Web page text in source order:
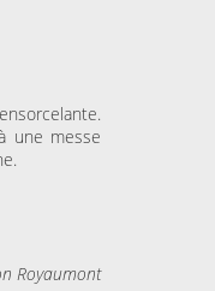
une messe
Royaumont